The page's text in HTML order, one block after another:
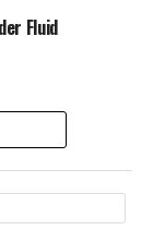
Fluid